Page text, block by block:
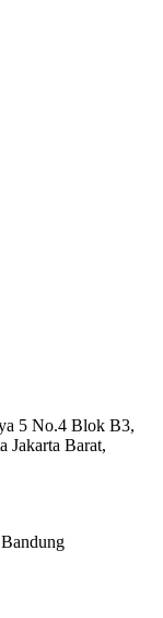
5 No.4 Blok B3,
Jakarta Barat,